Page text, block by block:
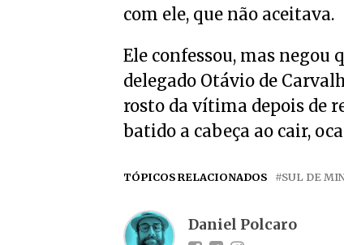
com ele, que não aceitava.
Ele confessou, mas negou
delegado Otávio de
rosto da vítima depois de
batido a cabeça ao cair,
TÓPICOS RELACIONADOS SUL DE
Daniel Polcaro